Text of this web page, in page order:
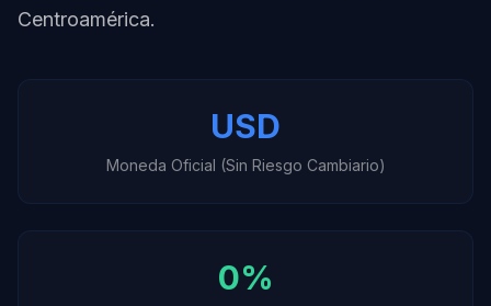
Centroamérica.
USD
Moneda Oficial (Sin Riesgo Cambiario)
0%